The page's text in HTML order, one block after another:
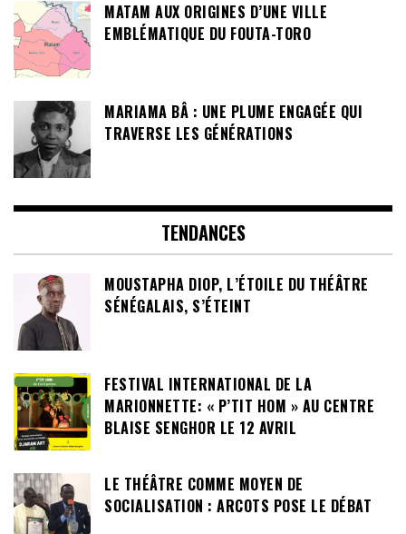
MATAM AUX ORIGINES D’UNE VILLE
EMBLÉMATIQUE DU FOUTA-TORO
MARIAMA BÂ : UNE PLUME ENGAGÉE QUI
TRAVERSE LES GÉNÉRATIONS
TENDANCES
MOUSTAPHA DIOP, L’ÉTOILE DU THÉÂTRE
SÉNÉGALAIS, S’ÉTEINT
FESTIVAL INTERNATIONAL DE LA
MARIONNETTE: « P’TIT HOM » AU CENTRE
BLAISE SENGHOR LE 12 AVRIL
LE THÉÂTRE COMME MOYEN DE
SOCIALISATION : ARCOTS POSE LE DÉBAT